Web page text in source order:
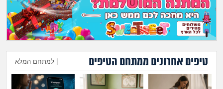
חברים ואנשים
בית, שכנים ושותפים
מה שעובר עליי
שומרים על הגוף
טיפים אחרונים ממתחם הטיפים למתחם המלא
הוספת טיפ